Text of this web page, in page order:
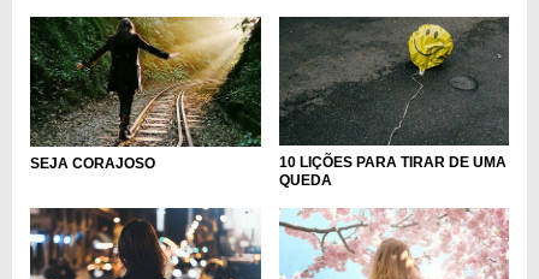
SEJA CORAJOSO
10 LIÇÕES PARA TIRAR DE UMA
QUEDA